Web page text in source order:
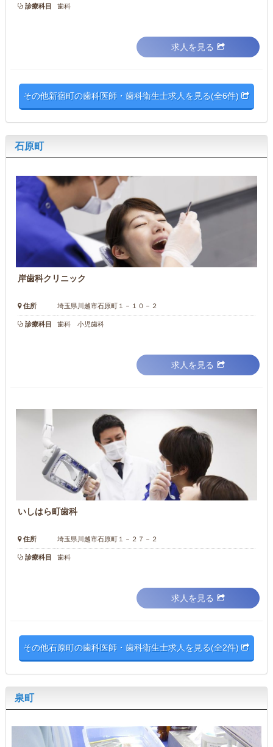
診療科目 歯科
求人を見る
その他新宿町の歯科医師・歯科衛生士求人を見る(全6件)
石原町
岸歯科クリニック
住所 埼玉県川越市石原町１－１０－２
診療科目 歯科 小児歯科
求人を見る
いしはら町歯科
住所 埼玉県川越市石原町１－２７－２
診療科目 歯科
求人を見る
その他石原町の歯科医師・歯科衛生士求人を見る(全2件)
泉町